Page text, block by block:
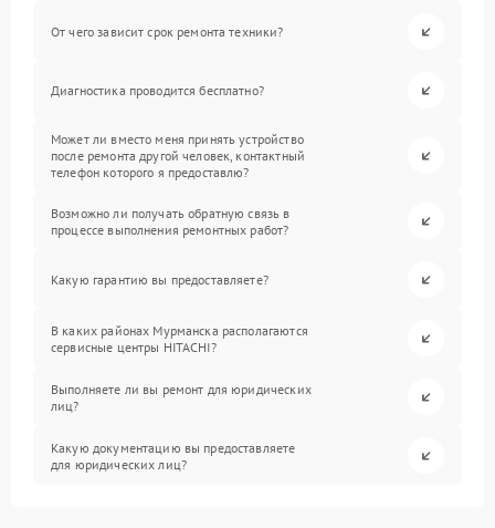
От чего зависит срок ремонта техники?
Диагностика проводится бесплатно?
Может ли вместо меня принять устройство
после ремонта другой человек, контактный
телефон которого я предоставлю?
Возможно ли получать обратную связь в
процессе выполнения ремонтных работ?
Какую гарантию вы предоставляете?
В каких районах Мурманска располагаются
сервисные центры HITACHI?
Выполняете ли вы ремонт для юридических
лиц?
Какую документацию вы предоставляете
для юридических лиц?